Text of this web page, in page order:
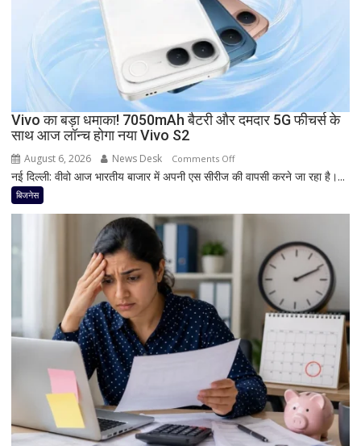
8000mAh
बैटरी,
7-
इंच
डिस्प्ले
और
Snapdragon
मचेगी
Vivo का बड़ा धमाका! 7050mAh बैटरी और दमदार 5G फीचर्स के
साथ आज लॉन्च होगा नया Vivo S2
August 6, 2026 News Desk Comments Offon
Vivo
7050mAh
फीचर्स
के
साथ
आज
लॉन्च
होगा
नई दिल्ली: वीवो आज भारतीय बाजार में अपनी एस सीरीज की वापसी करने जा रहा है।...
बिजनेस